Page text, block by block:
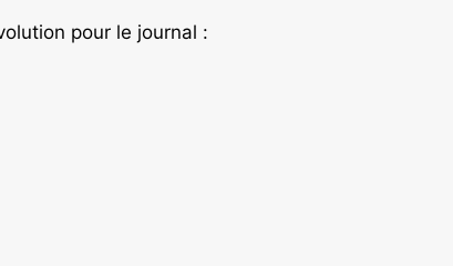
pour le journal :